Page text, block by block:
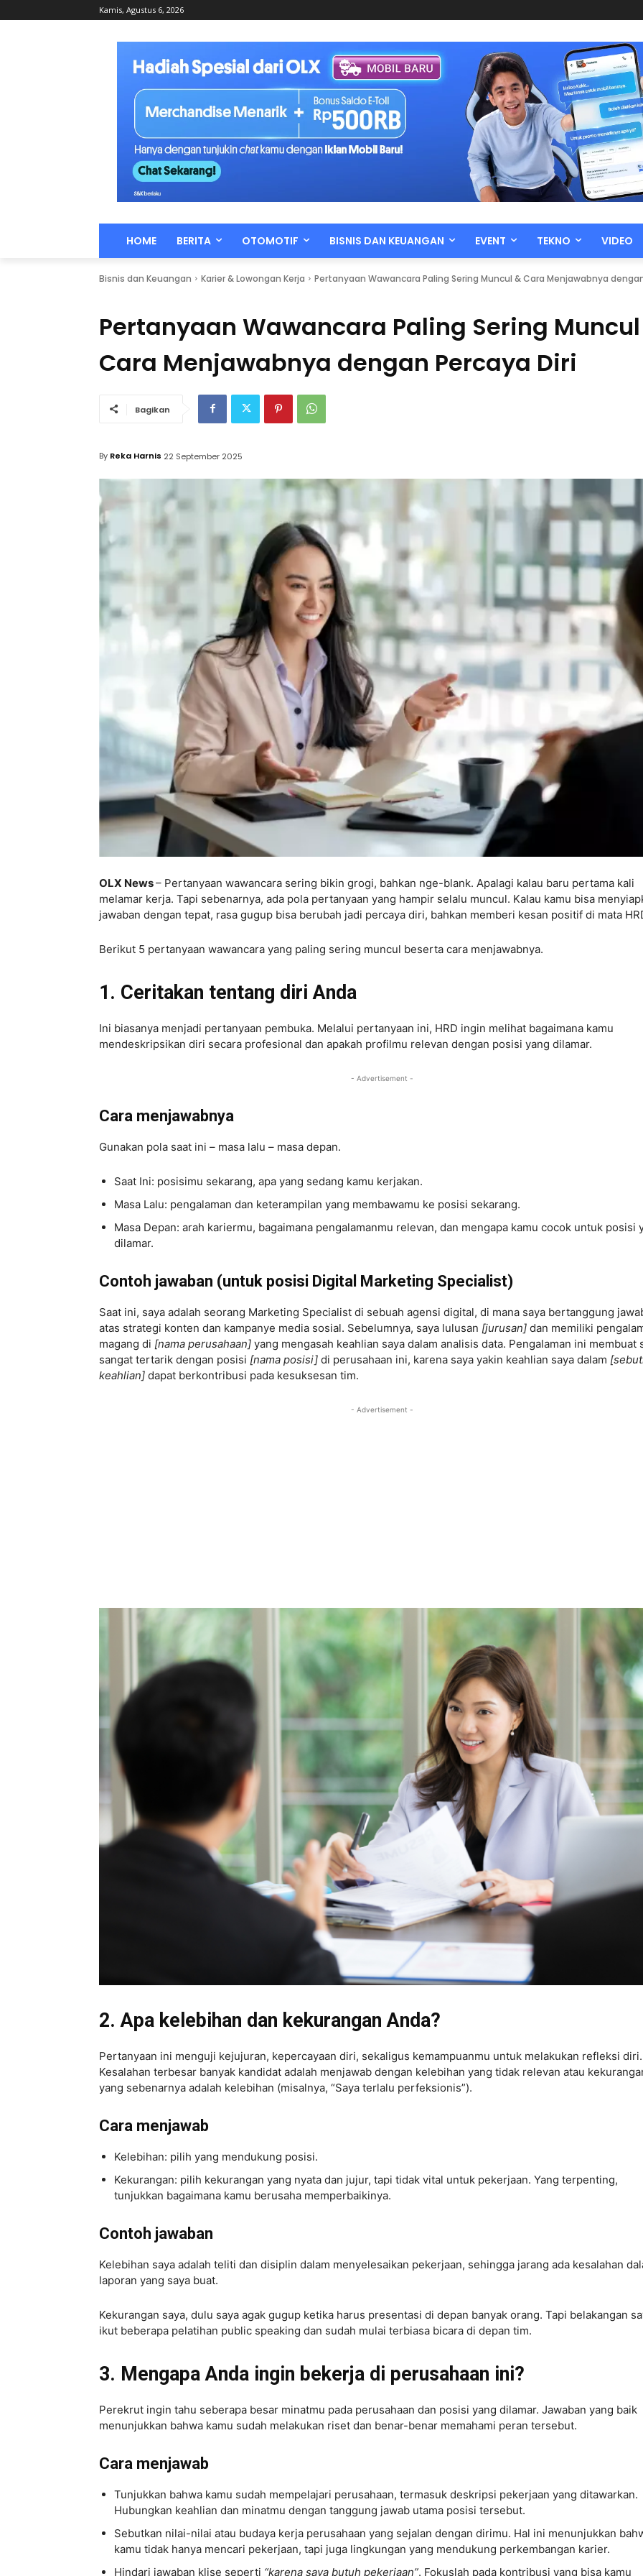
Kamis, Agustus 6, 2026
HOME BERITA OTOMOTIF BISNIS DAN KEUANGAN EVENT TEKNO VIDEO
Bisnis dan Keuangan Karier & Lowongan Kerja Pertanyaan Wawancara Paling Sering Muncul & Cara Menjawabnya
Pertanyaan Wawancara Paling Sering
Cara Menjawabnya dengan Percaya Diri
Bagikan
By Reka Harnis 22 September 2025
OLX News– Pertanyaan wawancara sering bikin grogi, bahkan nge-blank. Apalagi kalau baru pertama kali
melamar kerja. Tapi sebenarnya, ada pola pertanyaan yang hampir selalu muncul. Kalau kamu bisa
jawaban dengan tepat, rasa gugup bisa berubah jadi percaya diri, bahkan memberi kesan positif di mata
Berikut 5 pertanyaan wawancara yang paling sering muncul beserta cara menjawabnya.
1. Ceritakan tentang diri Anda
Ini biasanya menjadi pertanyaan pembuka. Melalui pertanyaan ini, HRD ingin melihat bagaimana kamu
mendeskripsikan diri secara profesional dan apakah profilmu relevan dengan posisi yang dilamar.
- Advertisement -
Cara menjawabnya
Gunakan pola saat ini – masa lalu – masa depan.
Saat Ini: posisimu sekarang, apa yang sedang kamu kerjakan.
Masa Lalu: pengalaman dan keterampilan yang membawamu ke posisi sekarang.
Masa Depan: arah kariermu, bagaimana pengalamanmu relevan, dan mengapa kamu cocok untuk posisi
dilamar.
Contoh jawaban (untuk posisi Digital Marketing Specialist)
Saat ini, saya adalah seorang Marketing Specialist di sebuah agensi digital, di mana saya bertanggung
atas strategi konten dan kampanye media sosial. Sebelumnya, saya lulusan [jurusan] dan memiliki
magang di [nama perusahaan] yang mengasah keahlian saya dalam analisis data. Pengalaman ini membuat
sangat tertarik dengan posisi [nama posisi] di perusahaan ini, karena saya yakin keahlian saya dalam
keahlian] dapat berkontribusi pada kesuksesan tim.
- Advertisement -
2. Apa kelebihan dan kekurangan Anda?
Pertanyaan ini menguji kejujuran, kepercayaan diri, sekaligus kemampuanmu untuk melakukan refleksi diri.
Kesalahan terbesar banyak kandidat adalah menjawab dengan kelebihan yang tidak relevan atau
yang sebenarnya adalah kelebihan (misalnya, “Saya terlalu perfeksionis”).
Cara menjawab
Kelebihan: pilih yang mendukung posisi.
Kekurangan: pilih kekurangan yang nyata dan jujur, tapi tidak vital untuk pekerjaan. Yang terpenting,
tunjukkan bagaimana kamu berusaha memperbaikinya.
Contoh jawaban
Kelebihan saya adalah teliti dan disiplin dalam menyelesaikan pekerjaan, sehingga jarang ada kesalahan
laporan yang saya buat.
Kekurangan saya, dulu saya agak gugup ketika harus presentasi di depan banyak orang. Tapi belakangan
ikut beberapa pelatihan public speaking dan sudah mulai terbiasa bicara di depan tim.
3. Mengapa Anda ingin bekerja di perusahaan ini?
Perekrut ingin tahu seberapa besar minatmu pada perusahaan dan posisi yang dilamar. Jawaban yang baik
menunjukkan bahwa kamu sudah melakukan riset dan benar-benar memahami peran tersebut.
Cara menjawab
Tunjukkan bahwa kamu sudah mempelajari perusahaan, termasuk deskripsi pekerjaan yang ditawarkan.
Hubungkan keahlian dan minatmu dengan tanggung jawab utama posisi tersebut.
Sebutkan nilai-nilai atau budaya kerja perusahaan yang sejalan dengan dirimu. Hal ini menunjukkan
kamu tidak hanya mencari pekerjaan, tapi juga lingkungan yang mendukung perkembangan karier.
Hindari jawaban klise seperti “karena saya butuh pekerjaan”. Fokuslah pada kontribusi yang bisa kamu